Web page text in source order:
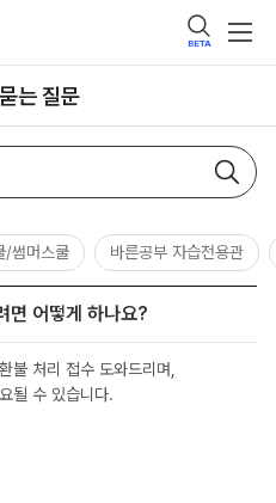
BETA
는 질문
/썸머스쿨 바른공부 자습전용관
면 어떻게 하나요?
불 처리 접수 도와드리며,
될 수 있습니다.